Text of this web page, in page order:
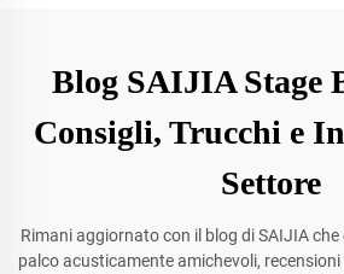
Blog SAIJIA Stage
Consigli, Trucchi e
Settore
Rimani aggiornato con il blog di SAIJIA
palco acusticamente amichevoli,